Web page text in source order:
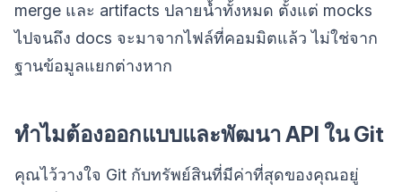
merge และ artifacts ปลายน้ำทั้งหมด ตั้งแต่ mocks
ไปจนถึง docs จะมาจากไฟล์ที่คอมมิตแล้ว ไม่ใช่จาก
ฐานข้อมูลแยกต่างหาก
ทำไมต้องออกแบบและพัฒนา API ใน Git
คุณไว้วางใจ Git กับทรัพย์สินที่มีค่าที่สุดของคุณอยู่